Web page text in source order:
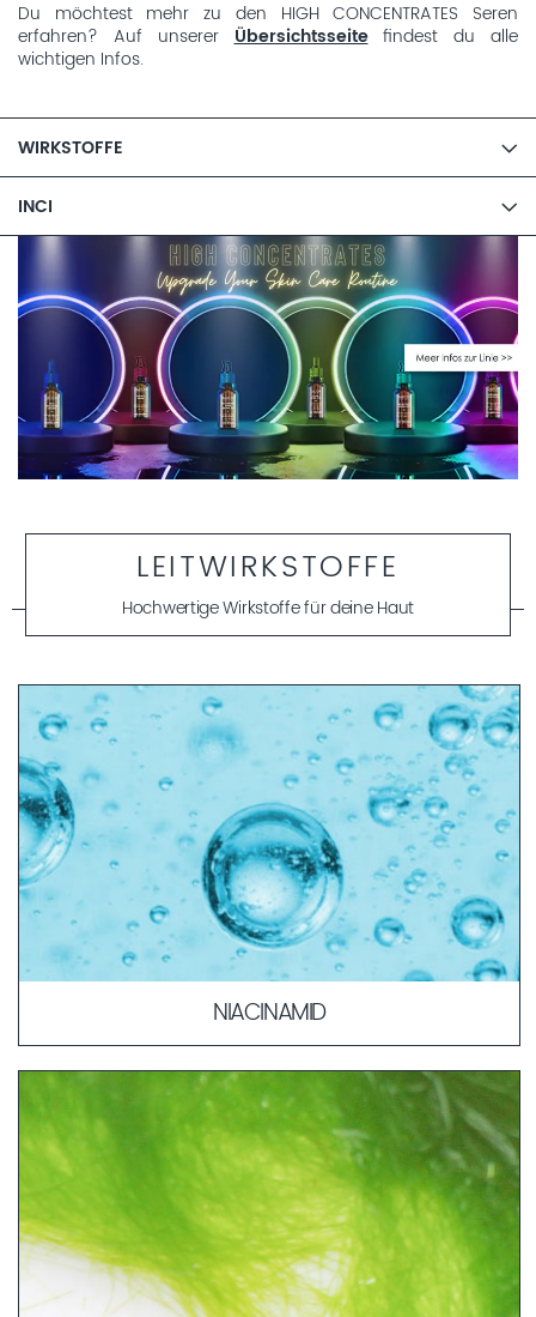
Du möchtest mehr zu den HIGH CONCENTRATES Seren
erfahren? Auf unsererÜbersichtsseitefindest du alle
wichtigen Infos.
WIRKSTOFFE
INCI
LEITWIRKSTOFFE
Hochwertige Wirkstoffe für deine Haut
NIACINAMID
Niacinamid ist der neue Trendwirkstoff in der Kosmetik. Er
ist vielseitig, verträglich und sorgt nebenbei für eine
perfekte Haut. Zu schön, um wahr zu sein? Wir zeigen dir,
was das Beautywunder wirklich auf dem Kasten hat.
MEHR ERFAHREN